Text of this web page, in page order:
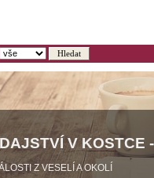
V KOSTCE
Z VESELÍ A OKOLÍ